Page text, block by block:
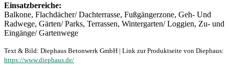
Einsatzbereiche:
Balkone, Flachdächer/ Dachterrasse, Fußgängerzone, Geh- Und
Radwege, Gärten/ Parks, Terrassen, Wintergarten/ Loggien, Zu- und
Eingänge/ Gartenwege
Text & Bild: Diephaus Betonwerk GmbH | Link zur Produktseite von Diephaus:
https://www.diephaus.de/